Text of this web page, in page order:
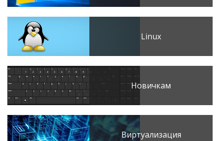
Linux
Новичкам
Виртуализация